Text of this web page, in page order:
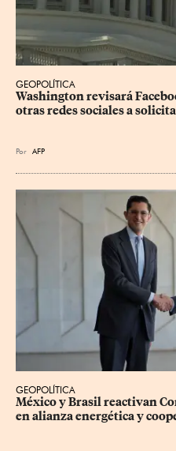
GEOPOLÍTICA
Washington revisará
otras redes sociales a
Por AFP
GEOPOLÍTICA
México y Brasil reactivan
en alianza energética y